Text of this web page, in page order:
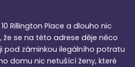
Rillington Place a dlouho nic
se na této adrese děje něco
pod záminkou ilegálního potratu
domu nic netušící ženy, které